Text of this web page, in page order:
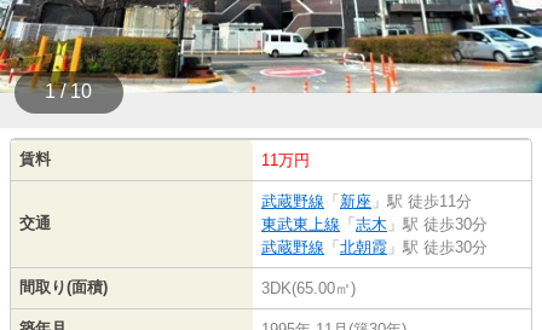
1 / 10
賃料 11万円
交通
武蔵野線 「 新座 」駅 徒歩11分
東武東上線 「 志木 」駅 徒歩30分
武蔵野線 「 北朝霞 」駅 徒歩30分
間取り(面積) 3DK(65.00㎡)